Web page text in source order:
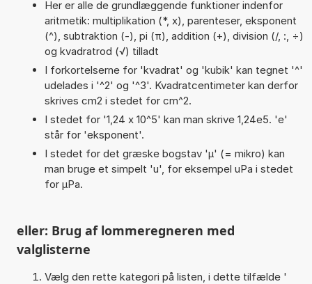
Her er alle de grundlæggende funktioner indenfor
aritmetik: multiplikation (*, x), parenteser, eksponent
(^), subtraktion (-), pi (π), addition (+), division (/, :, ÷)
og kvadratrod (√) tilladt
I forkortelserne for 'kvadrat' og 'kubik' kan tegnet '^'
udelades i '^2' og '^3'. Kvadratcentimeter kan derfor
skrives cm2 i stedet for cm^2.
I stedet for '1,24 x 10^5' kan man skrive 1,24e5. 'e'
står for 'eksponent'.
I stedet for det græske bogstav 'µ' (= mikro) kan
man bruge et simpelt 'u', for eksempel uPa i stedet
for µPa.
eller: Brug af lommeregneren med
valglisterne
Vælg den rette kategori på listen, i dette tilfælde '